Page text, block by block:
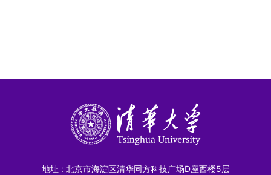
地址 : 北京市海淀区清华同方科技广场D座西楼5层